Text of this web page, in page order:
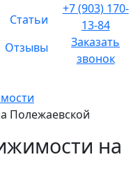
Статьи
Отзывы
+7 (903) 170-
13-84
Заказать
звонок
Полежаевской
на